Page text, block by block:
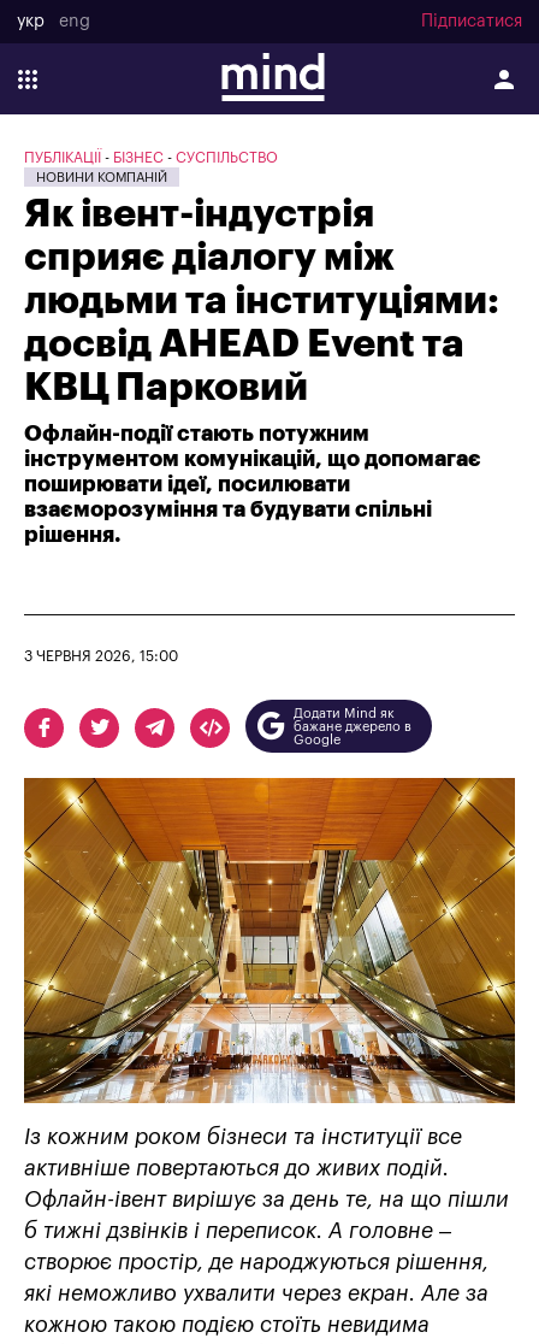
укр eng Підписатися
ПУБЛІКАЦІЇ БІЗНЕС СУСПІЛЬСТВО
НОВИНИ КОМПАНІЙ
Як івент-індустрія
сприяє діалогу між
людьми та інституціями:
досвід AHEAD Event та
КВЦ Парковий
Офлайн-події стають потужним
інструментом комунікацій, що допомагає
поширювати ідеї, посилювати
взаєморозуміння та будувати спільні
рішення.
3 ЧЕРВНЯ 2026, 15:00
Додати Mind як
бажане джерело в
Google
Із кожним роком бізнеси та інституції все
активніше повертаються до живих подій.
Офлайн-івент вирішує за день те, на що пішли
б тижні дзвінків і переписок. А головне –
створює простір, де народжуються рішення,
які неможливо ухвалити через екран. Але за
кожною такою подією стоїть невидима